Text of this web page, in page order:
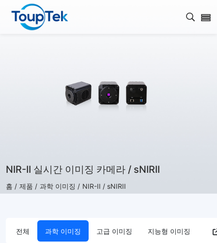
검색
NIR-II 실시간 이미징 카메라 / sNIRII
홈 / 제품 / 과학 이미징 / NIR-II / sNIRII
전체 과학 이미징 고급 이미징 지능형 이미징